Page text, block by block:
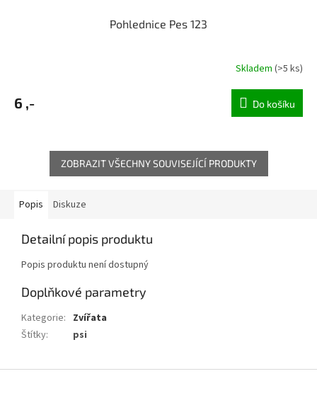
Pohlednice Pes 123
Skladem (>5 ks)
6 ,- Do košíku
ZOBRAZIT VŠECHNY SOUVISEJÍCÍ PRODUKTY
Popis Diskuze
Detailní popis produktu
Popis produktu není dostupný
Doplňkové parametry
Kategorie: Zvířata
Štítky: psi